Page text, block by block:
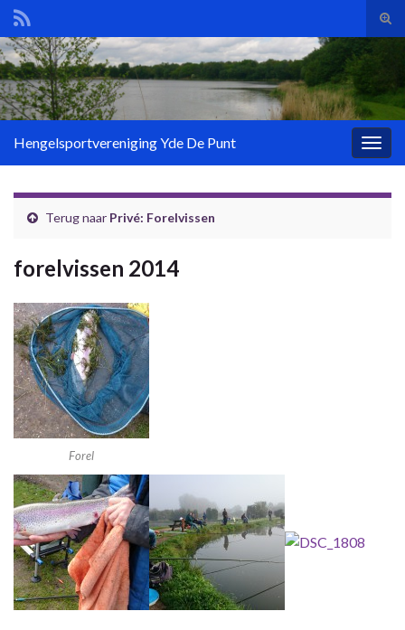
Search for:
Hengelsportvereniging Yde De Punt
Terug naar Privé: Forelvissen
forelvissen 2014
Forel